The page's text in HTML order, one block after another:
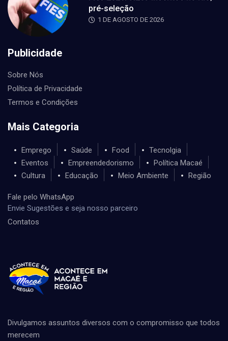
pré-seleção
1 DE AGOSTO DE 2026
Publicidade
Sobre Nós
Política de Privacidade
Termos e Condições
Mais Categoria
Emprego Saúde Food
Tecnolgia
Eventos
Empreendedorismo
Política Macaé
Cultura
Educação Meio Ambiente Região
Fale pelo WhatsApp
Envie Sugestões e seja nosso parceiro
Contatos
Divulgamos assuntos diversos com o compromisso que todos
merecem